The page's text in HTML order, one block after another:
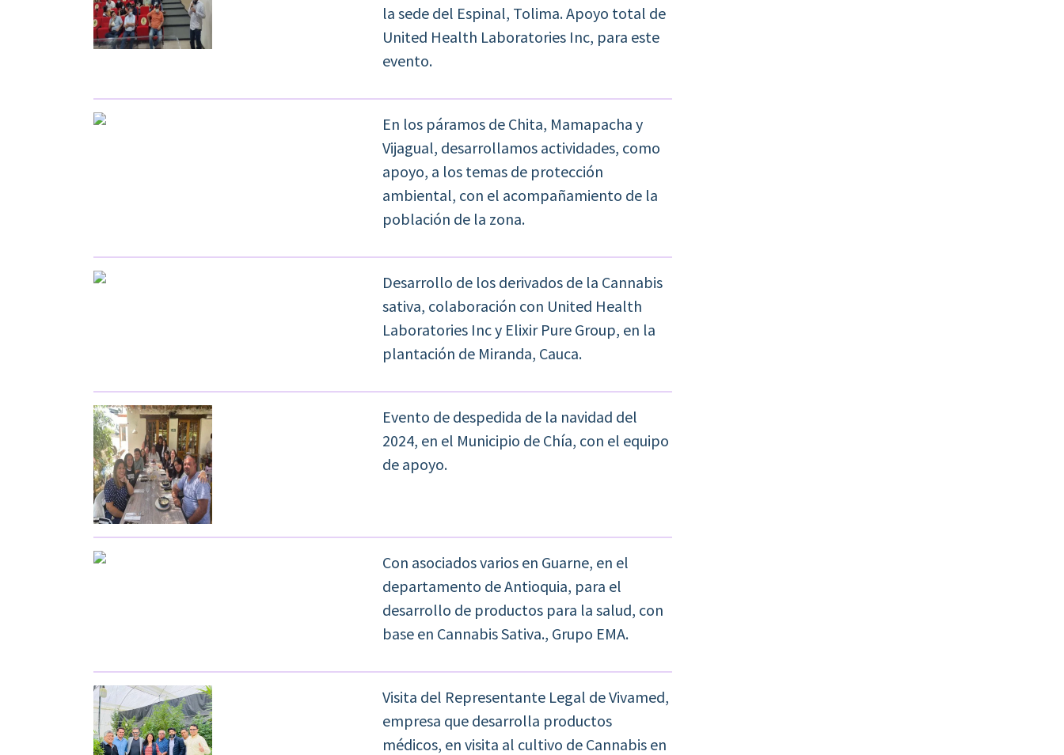
la sede del Espinal, Tolima. Apoyo total de
United Health Laboratories Inc, para este
evento.
En los páramos de Chita, Mamapacha y
Vijagual, desarrollamos actividades, como
apoyo, a los temas de protección
ambiental, con el acompañamiento de la
población de la zona.
Desarrollo de los derivados de la Cannabis
sativa, colaboración con United Health
Laboratories Inc y Elixir Pure Group, en la
plantación de Miranda, Cauca.
Evento de despedida de la navidad del
2024, en el Municipio de Chía, con el equipo
de apoyo.
Con asociados varios en Guarne, en el
departamento de Antioquia, para el
desarrollo de productos para la salud, con
base en Cannabis Sativa., Grupo EMA.
Visita del Representante Legal de Vivamed,
empresa que desarrolla productos
médicos, en visita al cultivo de Cannabis en